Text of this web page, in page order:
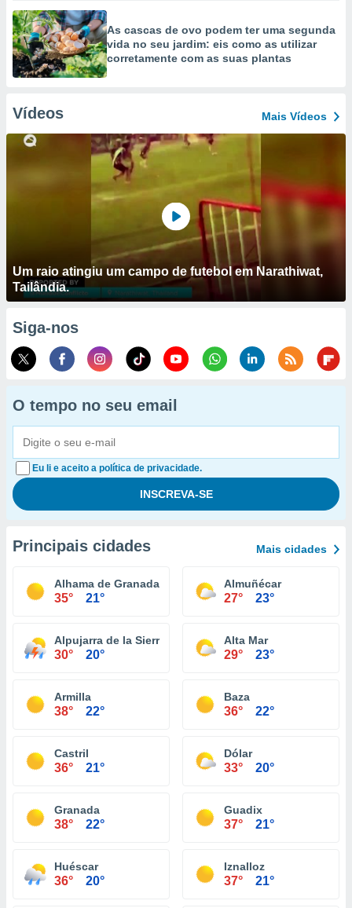
As cascas de ovo podem ter uma segunda
vida no seu jardim: eis como as utilizar
corretamente com as suas plantas
Vídeos Mais Vídeos
Um raio atingiu um campo de futebol em Narathiwat,
Tailândia.
Siga-nos
O tempo no seu email
Eu li e aceito a política de privacidade.
Principais cidades Mais cidades
Alhama de Granada
35° 21°
Almuñécar
27° 23°
Alpujarra de la Sierra
30° 20°
Alta Mar
29° 23°
Armilla
38° 22°
Baza
36° 22°
Castril
36° 21°
Dólar
33° 20°
Granada
38° 22°
Guadix
37° 21°
Huéscar
36° 20°
Iznalloz
37° 21°